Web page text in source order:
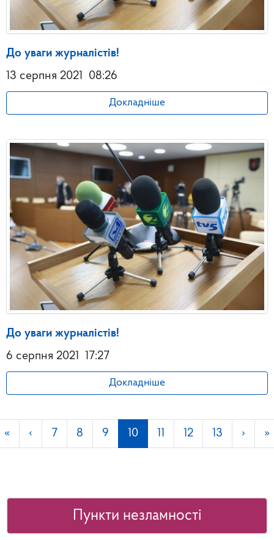
До уваги журналістів!
13 серпня 2021
08:26
Докладніше
До уваги журналістів!
6 серпня 2021
17:27
Докладніше
« ‹ 7 8 9 10 11 12 13 › »
Пункти незламності